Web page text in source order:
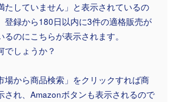
たしていません」と表示されているの
登録から180日以内に3件の適格販売が
るのにこちらが表示されます。
でしょうか？
場から商品検索」をクリックすれば商
され、Amazonボタンも表示されるので